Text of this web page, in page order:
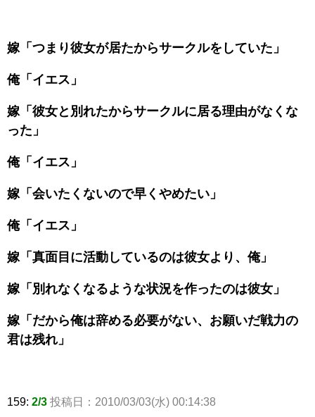
嫁「つまり彼女が居たからサークルをしていた」
俺「イエス」
嫁「彼女と別れたからサークルに居る理由がなくな
った」
俺「イエス」
嫁「会いたくないので早くやめたい」
俺「イエス」
嫁「真面目に活動しているのは彼女より、俺」
嫁「別れなくなるような状況を作ったのは彼女」
嫁「だから俺は辞める必要がない、お願いだ戦力の
君は残れ」
159: 2/3 投稿日：2010/03/03(水) 00:14:38